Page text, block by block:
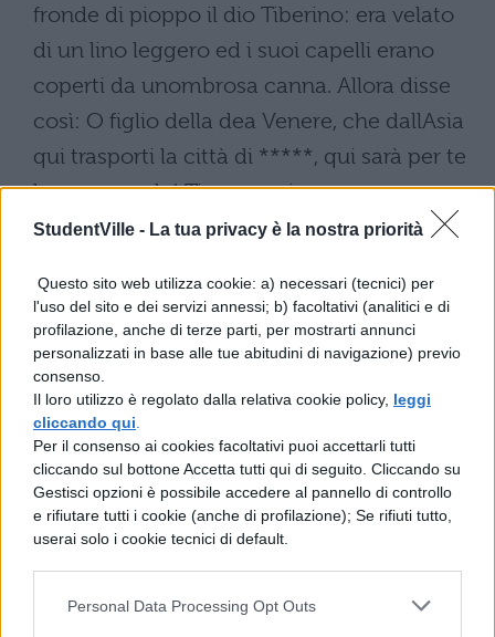
StudentVille - La tua privacy è la nostra priorità
Questo sito web utilizza cookie: a) necessari (tecnici) per
l'uso del sito e dei servizi annessi; b) facoltativi (analitici e di
profilazione, anche di terze parti, per mostrarti annunci
personalizzati in base alle tue abitudini di navigazione) previo
consenso.
Il loro utilizzo è regolato dalla relativa cookie policy, leggi
cliccando qui
Per il consenso ai cookies facoltativi puoi accettarli tutti
cliccando sul bottone Accetta tutti qui di seguito. Cliccando su
Gestisci opzioni è possibile accedere al pannello di controllo
e rifiutare tutti i cookie (anche di profilazione); Se rifiuti tutto,
userai solo i cookie tecnici di default.
Personal Data Processing Opt Outs
fronde di pioppo il dio Tiberino: era velato
di un lino leggero ed i suoi capelli erano
coperti da unombrosa canna. Allora disse
così: O figlio della dea Venere, che dallAsia
qui trasporti la città di *****, qui sarà per te
la nuova sede! Ti ammonisco a non
allontanarti e a non temere i pericoli della
sotto i lecci della spiaggia, sdraiata a terra
che allatta i suoi trenta, bianchi cuccioli.
Dopo trentanni lì il tuo Ascanio fonderà una
città e la chiamerà Alba. Io sono il biondo
Tevere, fiume che gli dei amano. Qui è la
mia grande casa, donde verrà la civiltà
romana